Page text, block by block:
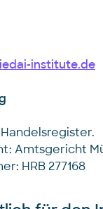
institute.de
Amtsgericht
HRB 277168